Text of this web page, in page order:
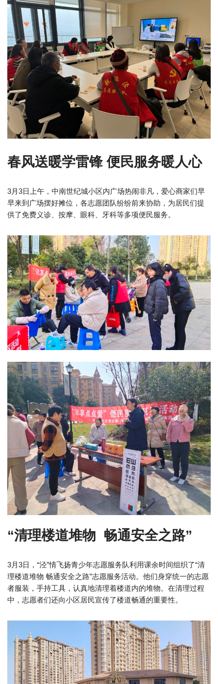
春风送暖学雷锋 便民服务暖人心
3月3日上午，中南世纪城小区内广场热闹非凡，爱心商家们早
早来到广场摆好摊位，各志愿团队纷纷前来协助，为居民们提
供了免费义诊、按摩、眼科、牙科等多项便民服务。
“清理楼道堆物 畅通安全之路”
3月3日，“泾”情飞扬青少年志愿服务队利用课余时间组织了“清
理楼道堆物 畅通安全之路”志愿服务活动。他们身穿统一的志愿
者服装，手持工具，认真地清理着楼道内的堆物。在清理过程
中，志愿者们还向小区居民宣传了楼道畅通的重要性。